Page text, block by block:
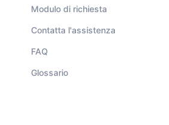
Modulo di richiesta
Contatta l'assistenza
FAQ
Glossario